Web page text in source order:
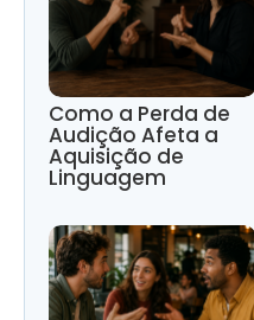
Como a Perda de
Audição Afeta a
Aquisição de
Linguagem